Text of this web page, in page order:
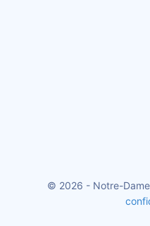
© 2026 - Notre-